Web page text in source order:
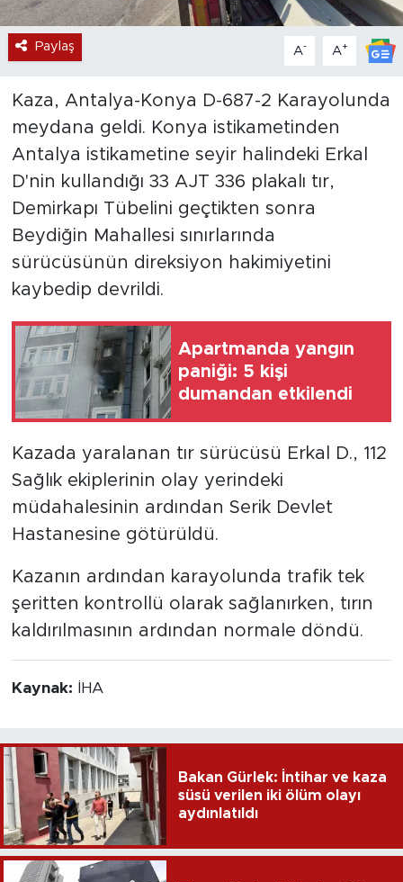
Paylaş A- A+
Kaza, Antalya-Konya D-687-2 Karayolunda
meydana geldi. Konya istikametinden
Antalya istikametine seyir halindeki Erkal
D'nin kullandığı 33 AJT 336 plakalı tır,
Demirkapı Tübelini geçtikten sonra
Beydiğin Mahallesi sınırlarında
sürücüsünün direksiyon hakimiyetini
kaybedip devrildi.
Apartmanda yangın
paniği: 5 kişi
dumandan etkilendi
Kazada yaralanan tır sürücüsü Erkal D., 112
Sağlık ekiplerinin olay yerindeki
müdahalesinin ardından Serik Devlet
Hastanesine götürüldü.
Kazanın ardından karayolunda trafik tek
şeritten kontrollü olarak sağlanırken, tırın
kaldırılmasının ardından normale döndü.
Kaynak: İHA
Bakan Gürlek: İntihar ve kaza
süsü verilen iki ölüm olayı
aydınlatıldı
Turizm